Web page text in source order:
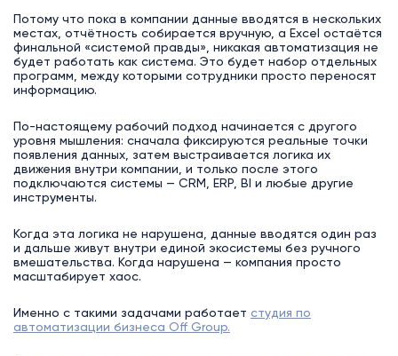
Потому что пока в компании данные вводятся в нескольких
местах, отчётность собирается вручную, а Excel остаётся
финальной «системой правды», никакая автоматизация не
будет работать как система. Это будет набор отдельных
программ, между которыми сотрудники просто переносят
информацию.
По-настоящему рабочий подход начинается с другого
уровня мышления: сначала фиксируются реальные точки
появления данных, затем выстраивается логика их
движения внутри компании, и только после этого
подключаются системы — CRM, ERP, BI и любые другие
инструменты.
Когда эта логика не нарушена, данные вводятся один раз
и дальше живут внутри единой экосистемы без ручного
вмешательства. Когда нарушена — компания просто
масштабирует хаос.
Именно с такими задачами работает студия по
автоматизации бизнеса Off Group.